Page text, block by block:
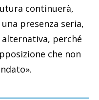
continuerà,
presenza seria,
perché
che non